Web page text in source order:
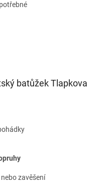
batůžek Tlapkova
nebo zavěšení